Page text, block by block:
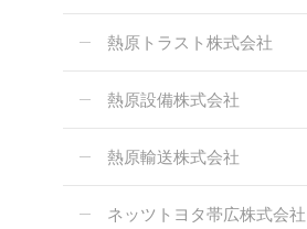
熱原トラスト株式会社
熱原設備株式会社
熱原輸送株式会社
ネッツトヨタ帯広株式会社